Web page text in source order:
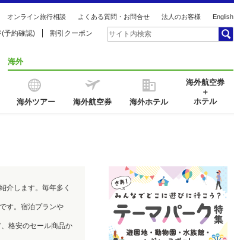
オンライン旅行相談 よくある質問・お問合せ 法人のお客様 English
(予約確認) 割引クーポン
海外
海外ツアー 海外航空券 海外ホテル
海外航空券
＋
ホテル
介します。毎年多く
す。宿泊プランや
格安のセール商品か